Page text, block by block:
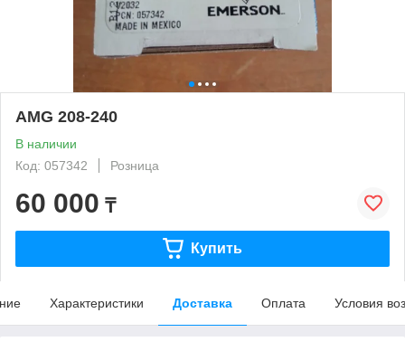
AMG 208-240
В наличии
Код: 057342
Розница
60 000 ₸
Купить
Характеристики Доставка Оплата Условия